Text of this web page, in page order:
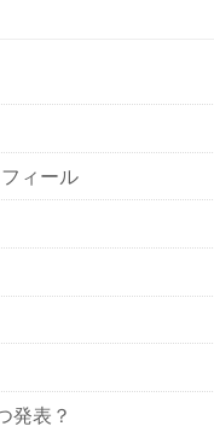
ィール
発表？